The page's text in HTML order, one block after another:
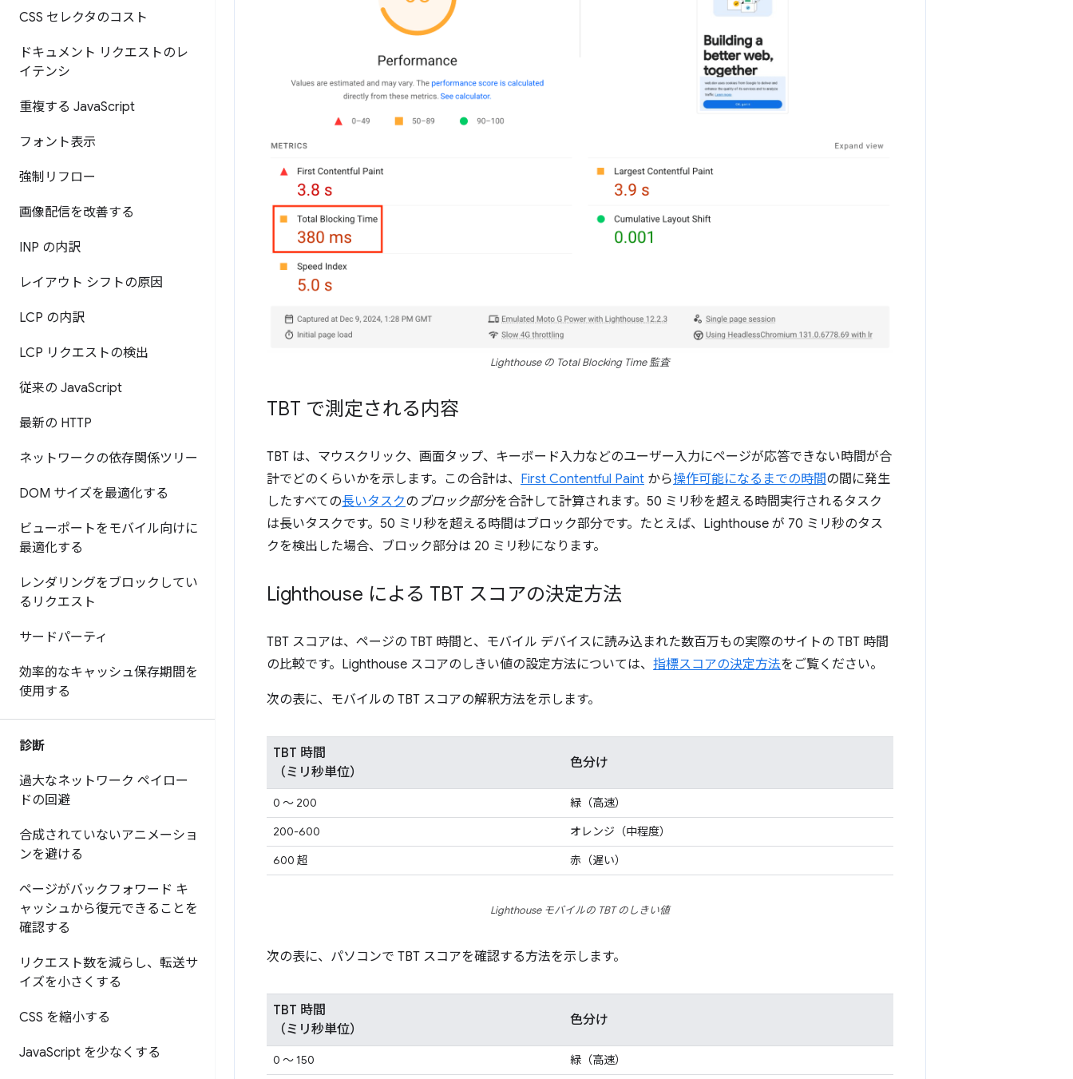
CSS セレクタのコスト
ドキュメント リクエストのレ
イテンシ
重複する JavaScript
フォント表示
強制リフロー
画像配信を改善する
INP の内訳
レイアウト シフトの原因
LCP の内訳
LCP リクエストの検出
従来の JavaScript
最新の HTTP
ネットワークの依存関係ツリー
DOM サイズを最適化する
ビューポートをモバイル向けに
最適化する
レンダリングをブロックしてい
るリクエスト
サードパーティ
効率的なキャッシュ保存期間を
使用する
診断
過大なネットワーク ペイロー
ドの回避
合成されていないアニメーショ
ンを避ける
ページがバックフォワード キ
ャッシュから復元できることを
確認する
リクエスト数を減らし、転送サ
イズを小さくする
CSS を縮小する
JavaScript を少なくする
Lighthouse の Total Blocking Time 監査
TBT で測定される内容
TBT は、マウスクリック、画面タップ、キーボード入力などのユーザー入力にページが応答できない時間が合
計でどのくらいかを示します。この合計は、 First Contentful Paint から操作可能になるまでの時間の間に発生
したすべての長いタスクの ブロック部分を合計して計算されます。50 ミリ秒を超える時間実行されるタスク
は長いタスクです。50 ミリ秒を超える時間はブロック部分です。たとえば、Lighthouse が 70 ミリ秒のタス
クを検出した場合、ブロック部分は 20 ミリ秒になります。
Lighthouse による TBT スコアの決定方法
TBT スコアは、ページの TBT 時間と、モバイル デバイスに読み込まれた数百万もの実際のサイトの TBT 時間
の比較です。Lighthouse スコアのしきい値の設定方法については、 指標スコアの決定方法をご覧ください。
次の表に、モバイルの TBT スコアの解釈方法を示します。
TBT 時間
（ミリ秒単位）
色分け
0 ～ 200
緑（高速）
200-600
オレンジ（中程度）
600 超
赤（遅い）
Lighthouse モバイルの TBT のしきい値
次の表に、パソコンで TBT スコアを確認する方法を示します。
TBT 時間
（ミリ秒単位）
色分け
0 ～ 150
緑（高速）